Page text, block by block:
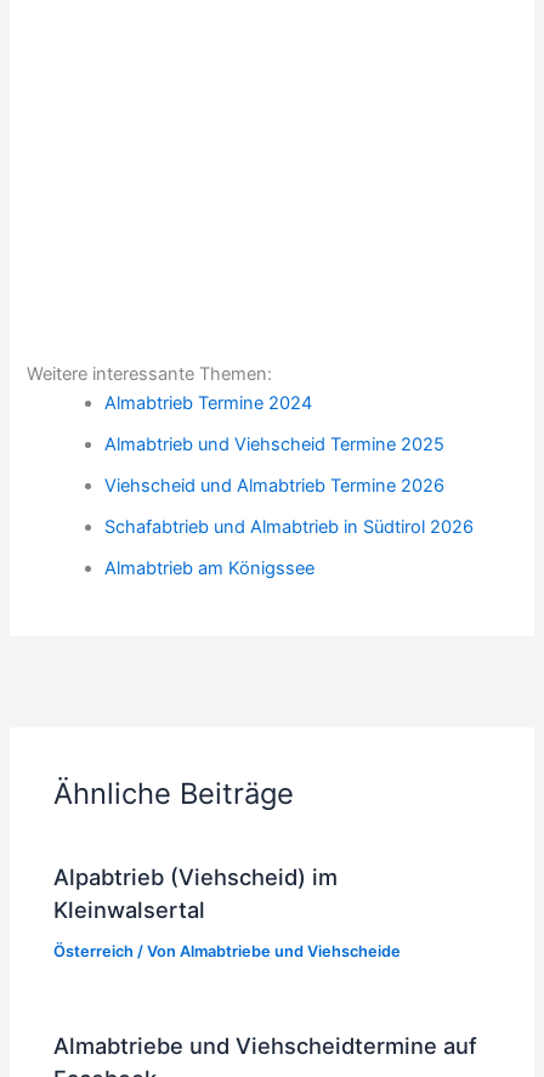
Weitere interessante Themen:
Almabtrieb Termine 2024
Almabtrieb und Viehscheid Termine 2025
Viehscheid und Almabtrieb Termine 2026
Schafabtrieb und Almabtrieb in Südtirol 2026
Almabtrieb am Königssee
Ähnliche Beiträge
Alpabtrieb (Viehscheid) im
Kleinwalsertal
Österreich / VonAlmabtriebe und Viehscheide
Almabtriebe und Viehscheidtermine auf